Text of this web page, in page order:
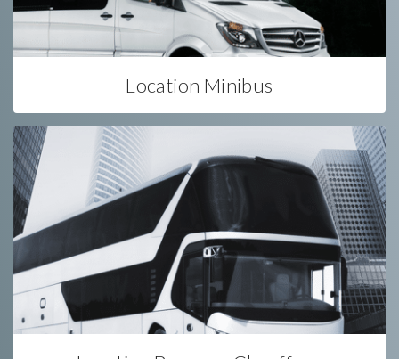
Location Minibus